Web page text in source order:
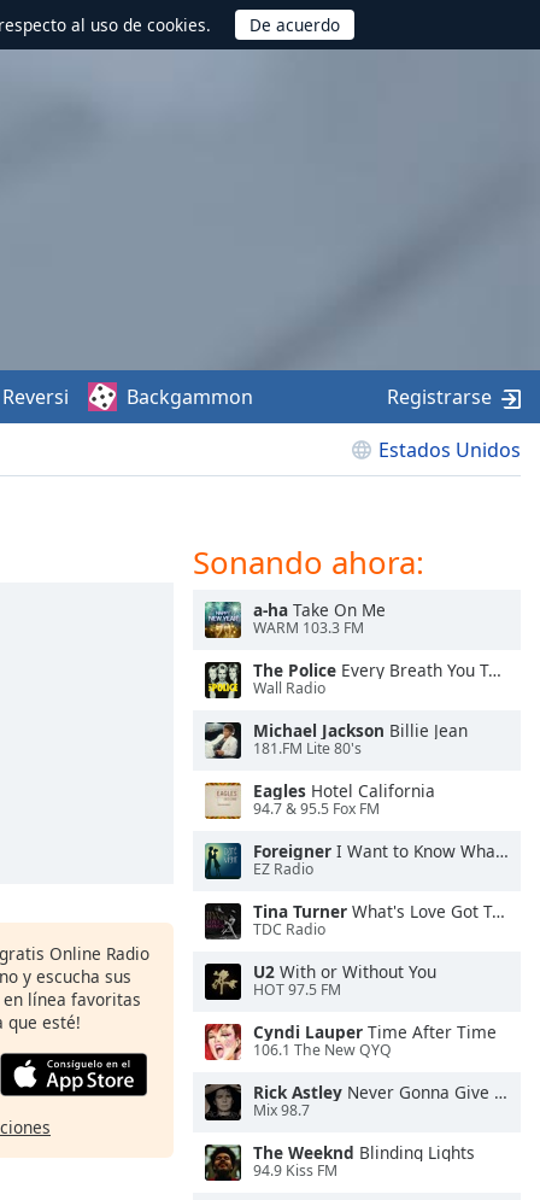
al uso de cookies.
Estados Unidos
Reversi Backgammon Registrarse
Online Radio
y escucha sus
línea favoritas
que esté!
Sonando ahora:
a-ha Take On Me
WARM 103.3 FM
The Police Every Breath You Take
Wall Radio
Michael Jackson Billie Jean
181.FM Lite 80's
Eagles Hotel California
94.7 & 95.5 Fox FM
Foreigner I Want to Know What Love Is
EZ Radio
Tina Turner What's Love Got To Do With It
TDC Radio
U2 With or Without You
HOT 97.5 FM
Cyndi Lauper Time After Time
106.1 The New QYQ
Rick Astley Never Gonna Give You Up
Mix 98.7
The Weeknd Blinding Lights
94.9 Kiss FM